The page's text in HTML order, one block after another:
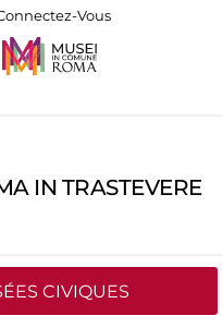
Vous
IN TRASTEVERE
CIVIQUES